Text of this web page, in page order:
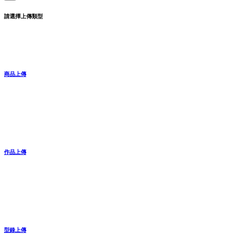
請選擇上傳類型
商品上傳
作品上傳
型錄上傳